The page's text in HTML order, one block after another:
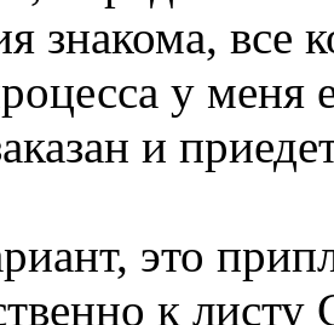
знакома,
у меня
и
это
к